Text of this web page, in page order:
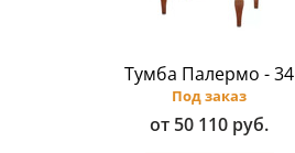
Тумба Палермо - 34
Под заказ
от 50 110 руб.